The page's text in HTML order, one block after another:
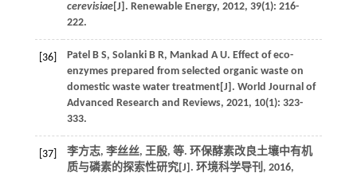
cerevisiae[J]. Renewable Energy, 2012, 39(1): 216-
222.
[36] Patel B S, Solanki B R, Mankad A U. Effect of eco-
enzymes prepared from selected organic waste on
domestic waste water treatment[J]. World Journal of
Advanced Research and Reviews, 2021, 10(1): 323-
333.
[37] 李方志, 李丝丝, 王殷, 等. 环保酵素改良土壤中有机
质与磷素的探索性研究[J]. 环境科学导刊 , 2016,